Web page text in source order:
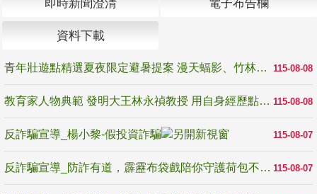
即時新聞澄清 電子布告欄
資料下載
115-08-08
青年壯遊點精選夏夜限定避暑提案 漫天蝠影、竹林尋蛙、茶香夜觀 邀青年暮色出發
115-08-08
教育家人物典範 發明大王林永禎教授 用自身經歷點亮學生的路
115-08-07
反詐騙宣導_楊小黎-假投資詐騙
115-08-07
反詐騙宣導_防詐有道，霹靂布袋戲陪你守護荷包不受騙